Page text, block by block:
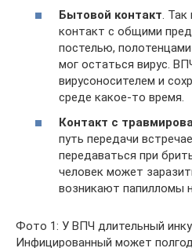
Бытовой контакт.
контакт с общими
постелью,
мог остаться вирус.
вирусоносителем и
среде какое-то время.
Контакт с
путь передачи
передаваться при
человек может
возникают папилломы
Фото 1: У ВПЧ длительный
Инфицированный может